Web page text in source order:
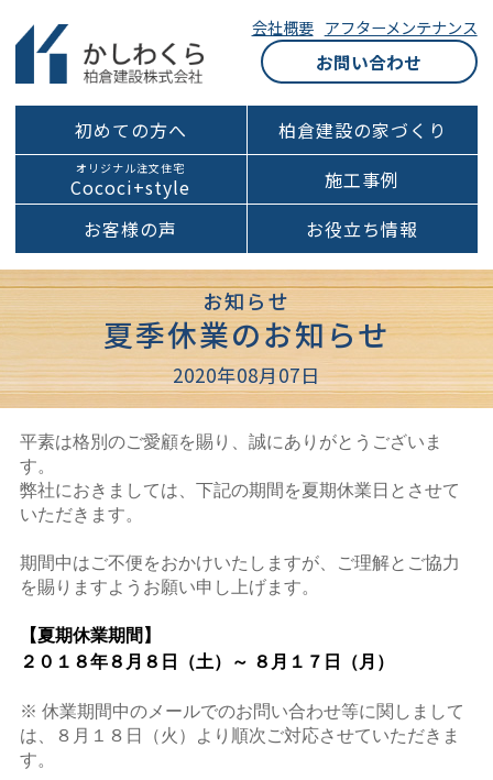
会社概要 アフターメンテナンス
お問い合わせ
初めての方へ 柏倉建設の家づくり
オリジナル注文住宅
Cococi+style
施工事例
お客様の声
お役立ち情報
お知らせ
夏季休業のお知らせ
2020年08月07日
平素は格別のご愛顧を賜り、誠にありがとうございま
す。
弊社におきましては、下記の期間を夏期休業日とさせて
いただきます。
期間中はご不便をおかけいたしますが、ご理解とご協力
を賜りますようお願い申し上げます。
【夏期休業期間】
２０１８年８ 月８日（土）～ ８月１７日（月）
※ 休業期間中のメールでのお問い合わせ等に関しまして
は、８月１８日（火）より順次ご対応させていただきま
す。